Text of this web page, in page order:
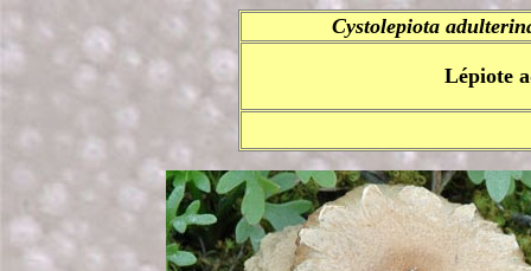
Cystolepiota
Lépiote